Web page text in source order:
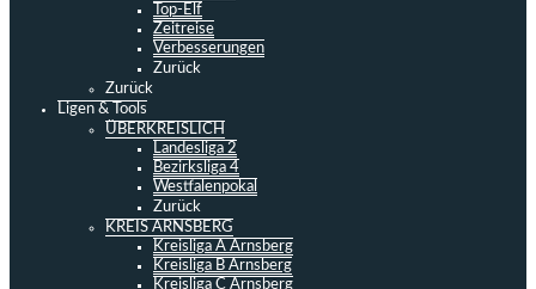
Top-Elf
Zeitreise
Verbesserungen
Zurück
Zurück
Ligen & Tools
ÜBERKREISLICH
Landesliga 2
Bezirksliga 4
Westfalenpokal
Zurück
KREIS ARNSBERG
Kreisliga A Arnsberg
Kreisliga B Arnsberg
Kreisliga C Arnsberg